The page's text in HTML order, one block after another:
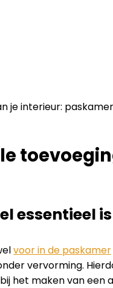
essentieel is
voor in de paskamer
vervorming.
het maken van een